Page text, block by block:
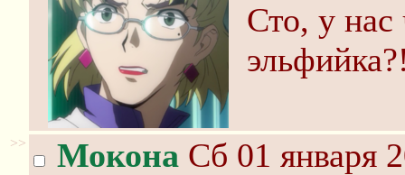
Сто, у нас
>> Мокона Сб 01 января